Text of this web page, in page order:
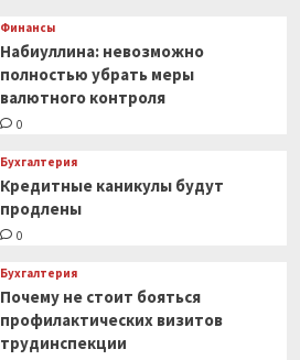
Финансы
Набиуллина: невозможно
полностью убрать меры
валютного контроля
0
Бухгалтерия
Кредитные каникулы будут
продлены
0
Бухгалтерия
Почему не стоит бояться
профилактических визитов
трудинспекции